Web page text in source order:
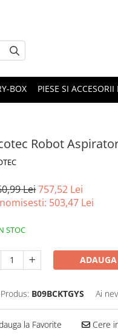
BOX PIESE SI
Robot
Lei757,52 Lei
503,47 Lei
STOC
B09BCKTGYS Ai
la Favorite Cere